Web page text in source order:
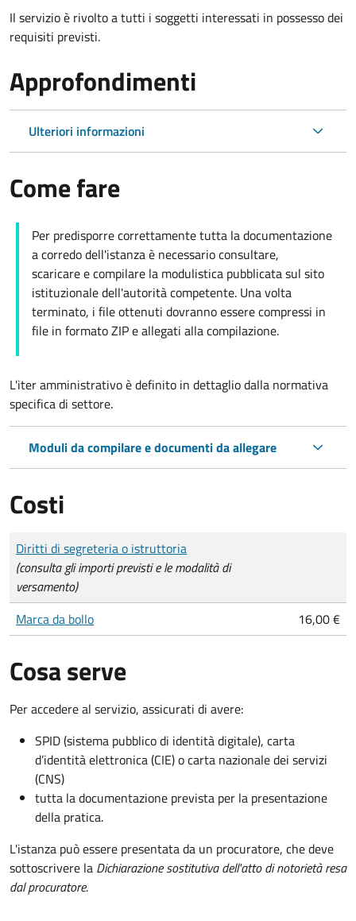
Il servizio è rivolto a tutti i soggetti interessati in possesso dei
requisiti previsti.
Approfondimenti
Ulteriori informazioni
Come fare
Per predisporre correttamente tutta la documentazione
a corredo dell'istanza è necessario consultare,
scaricare e compilare la modulistica pubblicata sul sito
istituzionale dell'autorità competente. Una volta
terminato, i file ottenuti dovranno essere compressi in
file in formato ZIP e allegati alla compilazione.
L'iter amministrativo è definito in dettaglio dalla normativa
specifica di settore.
Moduli da compilare e documenti da allegare
Costi
Tipo di pagamento
Importo
Diritti di segreteria o istruttoria
(consulta gli importi previsti e le modalità di
versamento)
Marca da bollo
16,00 €
Cosa serve
Per accedere al servizio, assicurati di avere:
SPID (sistema pubblico di identità digitale), carta
d’identità elettronica (CIE) o carta nazionale dei servizi
(CNS)
tutta la documentazione prevista per la presentazione
della pratica.
L'istanza può essere presentata da un procuratore, che deve
sottoscrivere la Dichiarazione sostitutiva dell'atto di notorietà resa
dal procuratore.